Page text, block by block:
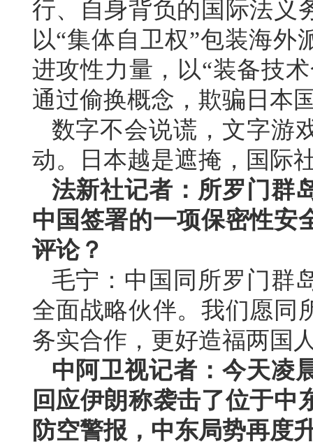
行、自身背负的国际法义
以“集体自卫权”包装海外
进攻性力量，以“装备技
通过偷换概念，欺骗日本
数字不会说谎，文字游
动。日本越是遮掩，国际
法新社记者：所罗门群
中国签署的一项保密性安
评论？
毛宁：中国同所罗门群
全面战略伙伴。我们愿同
务实合作，更好造福两国
中阿卫视记者：今天凌
回应伊朗称袭击了位于中
防空警报，中东局势再度